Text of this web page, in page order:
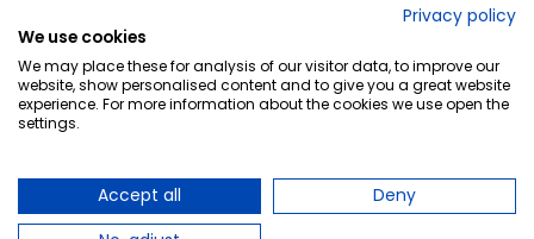
Privacy policy
We use cookies
We may place these for analysis of our visitor data, to improve our
website, show personalised content and to give you a great website
experience. For more information about the cookies we use open the
settings.
Accept all
Deny